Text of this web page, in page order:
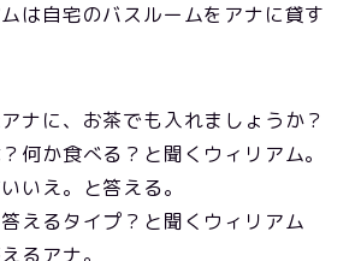
は自宅のバスルームをアナに貸す
ナに、お茶でも入れましょうか？
何か食べる？と聞くウィリアム。
いえ。と答える。
えるタイプ？と聞くウィリアム
るアナ。